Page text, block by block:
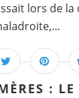
lors de
: LE